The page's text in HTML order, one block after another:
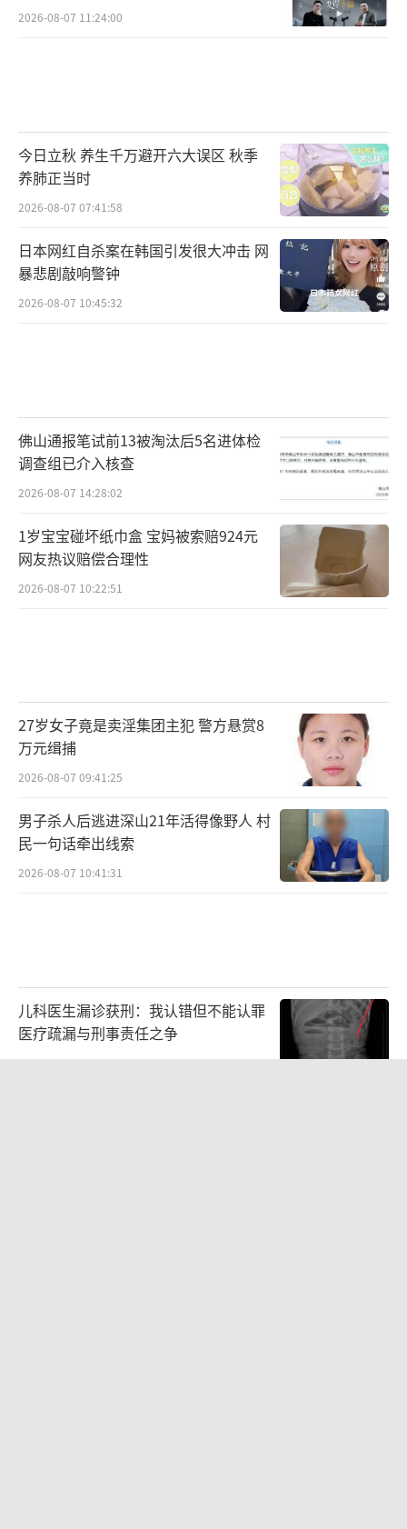
2026-08-07 11:24:00
今日立秋 养生千万避开六大误区 秋季
养肺正当时
2026-08-07 07:41:58
日本网红自杀案在韩国引发很大冲击 网
暴悲剧敲响警钟
2026-08-07 10:45:32
佛山通报笔试前13被淘汰后5名进体检
调查组已介入核查
2026-08-07 14:28:02
1岁宝宝碰坏纸巾盒 宝妈被索赔924元
网友热议赔偿合理性
2026-08-07 10:22:51
27岁女子竟是卖淫集团主犯 警方悬赏8
万元缉捕
2026-08-07 09:41:25
男子杀人后逃进深山21年活得像野人 村
民一句话牵出线索
2026-08-07 10:41:31
儿科医生漏诊获刑：我认错但不能认罪
医疗疏漏与刑事责任之争
2026-08-06 13:45:15